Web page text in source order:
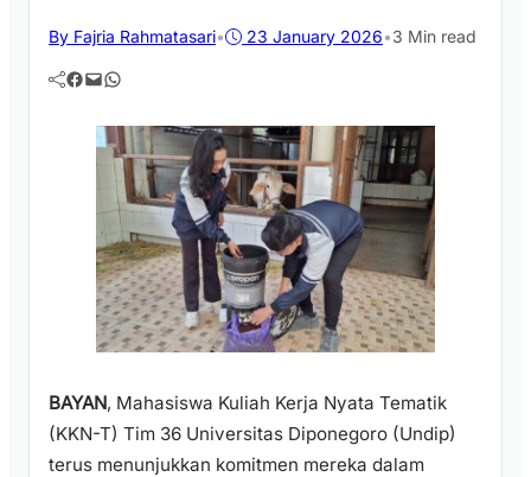
By Fajria Rahmatasari• 23 January 2026•3 Min read
Facebook Mail WhatsApp
BAYAN, Mahasiswa Kuliah Kerja Nyata Tematik
(KKN-T) Tim 36 Universitas Diponegoro (Undip)
terus menunjukkan komitmen mereka dalam